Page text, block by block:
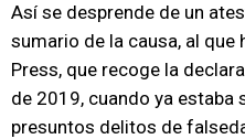
Así se desprende de un
sumario de la causa, al que
Press, que recoge la
de 2019, cuando ya estaba
presuntos delitos de